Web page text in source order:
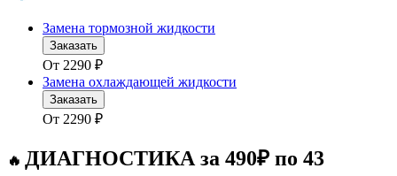
Замена тормозной жидкости
Заказать
От 2290 ₽
Замена охлаждающей жидкости
Заказать
От 2290 ₽
🔥 ДИАГНОСТИКА за 490₽ по 43